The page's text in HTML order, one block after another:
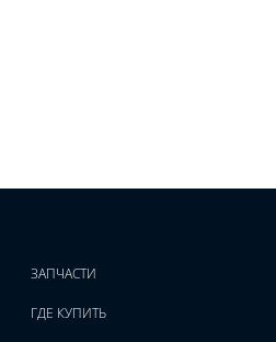
ЗАПЧАСТИ
ГДЕ КУПИТЬ